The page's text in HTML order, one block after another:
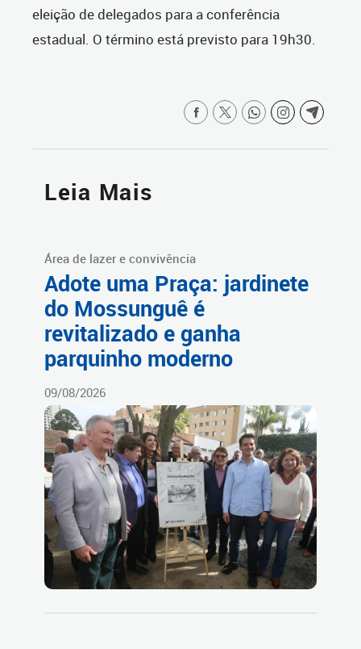
eleição de delegados para a conferência
estadual. O término está previsto para 19h30.
Leia Mais
Área de lazer e convivência
Adote uma Praça: jardinete
do Mossunguê é
revitalizado e ganha
parquinho moderno
09/08/2026